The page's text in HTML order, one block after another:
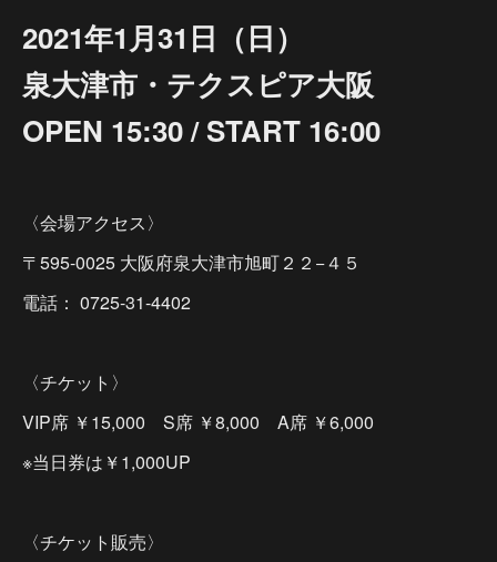
2021年1月31日（日）
泉大津市・テクスピア大阪
OPEN 15:30 / START 16:00
〈会場アクセス〉
〒595-0025 大阪府泉大津市旭町２２−４５
電話： 0725-31-4402
〈チケット〉
VIP席 ￥15,000 S席 ￥8,000 A席 ￥6,000
※当日券は￥1,000UP
〈チケット販売〉